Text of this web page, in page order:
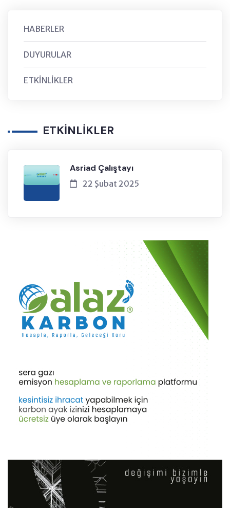
HABERLER
DUYURULAR
ETKİNLİKLER
ETKİNLİKLER
Asriad Çalıştayı
22 Şubat 2025